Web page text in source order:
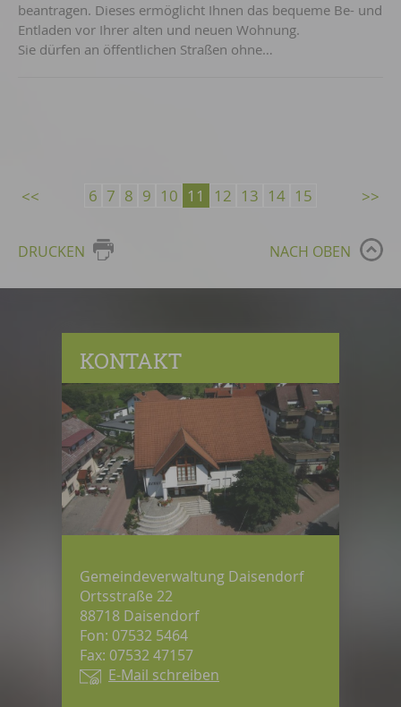
beantragen. Dieses ermöglicht Ihnen das bequeme Be- und
Entladen vor Ihrer alten und neuen Wohnung.
Sie dürfen an öffentlichen Straßen ohne…
6 7 8 9 10 11 12 13 14 15
DRUCKEN NACH OBEN
KONTAKT
Gemeindeverwaltung Daisendorf
Ortsstraße 22
88718 Daisendorf
Fon: 07532 5464
Fax: 07532 47157
E-Mail schreiben